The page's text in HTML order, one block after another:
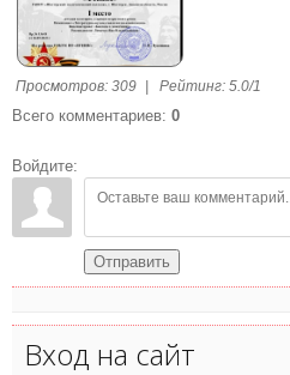
Просмотров: 309 Рейтинг: 5.0/1
Всего комментариев: 0
Войдите:
Отправить
Вход на сайт